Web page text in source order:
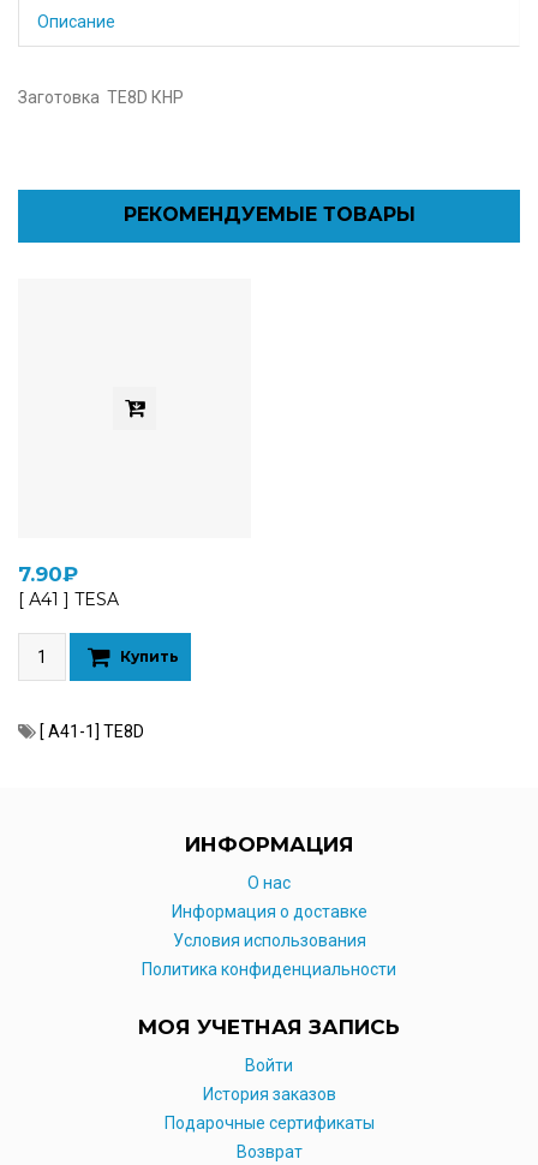
Описание
Заготовка TE8D КНР
РЕКОМЕНДУЕМЫЕ ТОВАРЫ
7.90₽
[ А41 ] TESA
Купить
[ А41-1] TE8D
ИНФОРМАЦИЯ
O нас
Информация о доставке
Условия использования
Политика конфиденциальности
МОЯ УЧЕТНАЯ ЗАПИСЬ
Войти
История заказов
Подарочные сертификаты
Возврат